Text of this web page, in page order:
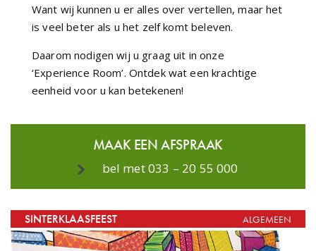
Want wij kunnen u er alles over vertellen, maar het
is veel beter als u het zelf komt beleven.
Daarom nodigen wij u graag uit in onze
‘Experience Room’. Ontdek wat een krachtige
eenheid voor u kan betekenen!
MAAK EEN AFSPRAAK
bel met 033 – 20 55 000
SINTERKLAASFEEST ALGEMEEN